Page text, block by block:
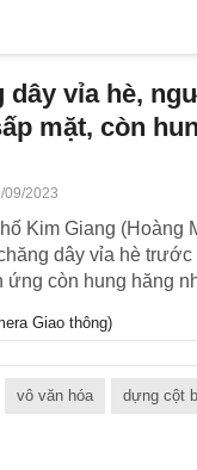
dây vỉa hè,
mặt, còn
09/2023
Kim Giang (Hoàng
dây vỉa hè
ứng còn hung hăng
Giao thông)
vô văn hóa dựng cột